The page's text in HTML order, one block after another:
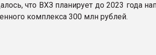
что ВХЗ планирует до 2023 года
комплекса 300 млн рублей.